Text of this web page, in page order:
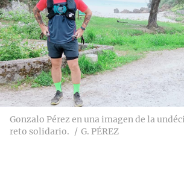
Gonzalo Pérez en una imagen de la
reto solidario.
G. PÉREZ